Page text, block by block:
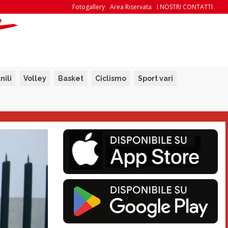
I NOSTRI CONTATTI
Area Riservata
Fotogallery
Volley Basket Ciclismo Sport vari